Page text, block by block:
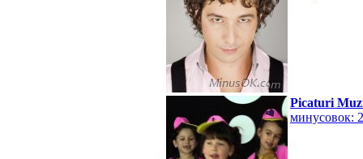
Picaturi
минусовок: 2